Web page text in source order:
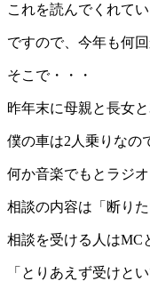
これを読んでくれて
ですので、今年も何
そこで・・・
昨年末に母親と長女
僕の車は2人乗りなの
何か音楽でもとラジ
相談の内容は「断り
相談を受ける人はMC
「とりあえず受けと